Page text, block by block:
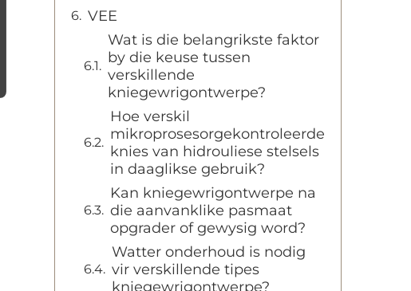
VEE
Wat is die belangrikste faktor
by die keuse tussen
verskillende
kniegewrigontwerpe?
Hoe verskil
mikroprosesorgekontroleerde
knies van hidrouliese stelsels
in daaglikse gebruik?
Kan kniegewrigontwerpe na
die aanvanklike pasmaat
opgrader of gewysig word?
Watter onderhoud is nodig
vir verskillende tipes
kniegewrigontwerpe?